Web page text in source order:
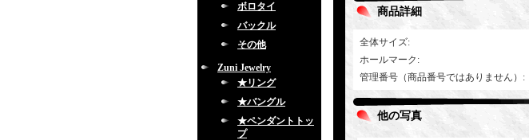
ボロタイ
バックル
その他
Zuni Jewelry
★リング
★バングル
★ペンダントトッ
プ
商品詳細
全体サイズ:
ホールマーク :
管理番号（商品番号ではありません） :
他の写真